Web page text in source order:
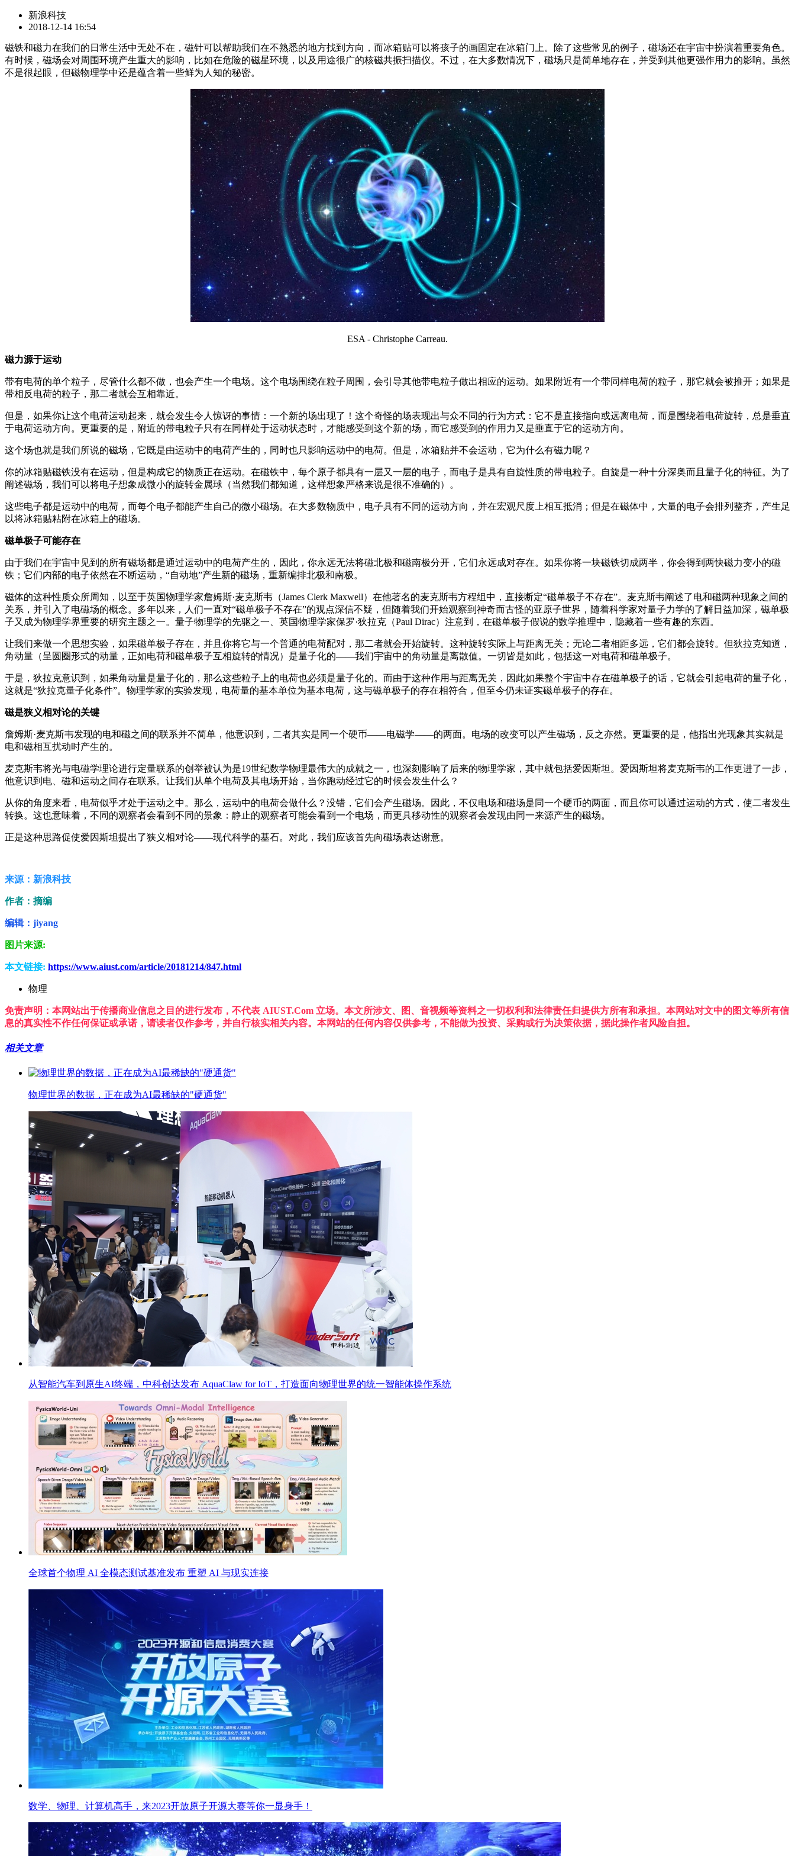
新浪科技
2018-12-14 16:54
磁铁和磁力在我们的日常生活中无处不在，磁针可以帮助我们在不熟悉的地方找到方向，而冰箱贴可以将孩子的画固定在冰箱门上。除了这些常见的例子，磁场还在宇宙中扮演着重要角色。
有时候，磁场会对周围环境产生重大的影响，比如在危险的磁星环境，以及用途很广的核磁共振扫描仪。不过，在大多数情况下，磁场只是简单地存在，并受到其他更强作用力的影响。虽然
不是很起眼，但磁物理学中还是蕴含着一些鲜为人知的秘密。
ESA - Christophe Carreau.
磁力源于运动
带有电荷的单个粒子，尽管什么都不做，也会产生一个电场。这个电场围绕在粒子周围，会引导其他带电粒子做出相应的运动。如果附近有一个带同样电荷的粒子，那它就会被推开；如果是
带相反电荷的粒子，那二者就会互相靠近。
但是，如果你让这个电荷运动起来，就会发生令人惊讶的事情：一个新的场出现了！这个奇怪的场表现出与众不同的行为方式：它不是直接指向或远离电荷，而是围绕着电荷旋转，总是垂直
于电荷运动方向。更重要的是，附近的带电粒子只有在同样处于运动状态时，才能感受到这个新的场，而它感受到的作用力又是垂直于它的运动方向。
这个场也就是我们所说的磁场，它既是由运动中的电荷产生的，同时也只影响运动中的电荷。但是，冰箱贴并不会运动，它为什么有磁力呢？
你的冰箱贴磁铁没有在运动，但是构成它的物质正在运动。在磁铁中，每个原子都具有一层又一层的电子，而电子是具有自旋性质的带电粒子。自旋是一种十分深奥而且量子化的特征。为了
阐述磁场，我们可以将电子想象成微小的旋转金属球（当然我们都知道，这样想象严格来说是很不准确的）。
这些电子都是运动中的电荷，而每个电子都能产生自己的微小磁场。在大多数物质中，电子具有不同的运动方向，并在宏观尺度上相互抵消；但是在磁体中，大量的电子会排列整齐，产生足
以将冰箱贴粘附在冰箱上的磁场。
磁单极子可能存在
由于我们在宇宙中见到的所有磁场都是通过运动中的电荷产生的，因此，你永远无法将磁北极和磁南极分开，它们永远成对存在。如果你将一块磁铁切成两半，你会得到两快磁力变小的磁
铁；它们内部的电子依然在不断运动，“自动地”产生新的磁场，重新编排北极和南极。
磁体的这种性质众所周知，以至于英国物理学家詹姆斯·麦克斯韦（James Clerk Maxwell）在他著名的麦克斯韦方程组中，直接断定“磁单极子不存在”。麦克斯韦阐述了电和磁两种现象之间的
关系，并引入了电磁场的概念。多年以来，人们一直对“磁单极子不存在”的观点深信不疑，但随着我们开始观察到神奇而古怪的亚原子世界，随着科学家对量子力学的了解日益加深，磁单极
子又成为物理学界重要的研究主题之一。量子物理学的先驱之一、英国物理学家保罗·狄拉克（Paul Dirac）注意到，在磁单极子假说的数学推理中，隐藏着一些有趣的东西。
让我们来做一个思想实验，如果磁单极子存在，并且你将它与一个普通的电荷配对，那二者就会开始旋转。这种旋转实际上与距离无关；无论二者相距多远，它们都会旋转。但狄拉克知道，
角动量（呈圆圈形式的动量，正如电荷和磁单极子互相旋转的情况）是量子化的——我们宇宙中的角动量是离散值。一切皆是如此，包括这一对电荷和磁单极子。
于是，狄拉克意识到，如果角动量是量子化的，那么这些粒子上的电荷也必须是量子化的。而由于这种作用与距离无关，因此如果整个宇宙中存在磁单极子的话，它就会引起电荷的量子化，
这就是“狄拉克量子化条件”。物理学家的实验发现，电荷量的基本单位为基本电荷，这与磁单极子的存在相符合，但至今仍未证实磁单极子的存在。
磁是狭义相对论的关键
詹姆斯·麦克斯韦发现的电和磁之间的联系并不简单，他意识到，二者其实是同一个硬币——电磁学——的两面。电场的改变可以产生磁场，反之亦然。更重要的是，他指出光现象其实就是
电和磁相互扰动时产生的。
麦克斯韦将光与电磁学理论进行定量联系的创举被认为是19世纪数学物理最伟大的成就之一，也深刻影响了后来的物理学家，其中就包括爱因斯坦。爱因斯坦将麦克斯韦的工作更进了一步，
他意识到电、磁和运动之间存在联系。让我们从单个电荷及其电场开始，当你跑动经过它的时候会发生什么？
从你的角度来看，电荷似乎才处于运动之中。那么，运动中的电荷会做什么？没错，它们会产生磁场。因此，不仅电场和磁场是同一个硬币的两面，而且你可以通过运动的方式，使二者发生
转换。这也意味着，不同的观察者会看到不同的景象：静止的观察者可能会看到一个电场，而更具移动性的观察者会发现由同一来源产生的磁场。
正是这种思路促使爱因斯坦提出了狭义相对论——现代科学的基石。对此，我们应该首先向磁场表达谢意。
来源：新浪科技
作者：摘编
编辑：jiyang
图片来源:
本文链接: https://www.aiust.com/article/20181214/847.html
物理
免责声明：本网站出于传播商业信息之目的进行发布，不代表 AIUST.Com 立场。本文所涉文、图、音视频等资料之一切权利和法律责任归提供方所有和承担。本网站对文中的图文等所有信
息的真实性不作任何保证或承诺，请读者仅作参考，并自行核实相关内容。本网站的任何内容仅供参考，不能做为投资、采购或行为决策依据，据此操作者风险自担。
相关文章
物理世界的数据，正在成为AI最稀缺的"硬通货"
从智能汽车到原生AI终端，中科创达发布 AquaClaw for IoT，打造面向物理世界的统一智能体操作系统
全球首个物理 AI 全模态测试基准发布 重塑 AI 与现实连接
数学、物理、计算机高手，来2023开放原子开源大赛等你一显身手！